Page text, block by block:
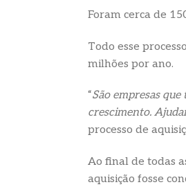
Foram cerca de
Todo esse
milhões por ano.
“São empresas
crescimento.
processo de
Ao final de todas
aquisição fosse